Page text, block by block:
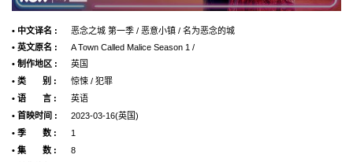
• 中文译名 :
恶念之城 第一季 / 恶意小镇 / 名为恶念的城
• 英文原名 :
A Town Called Malice Season 1 /
• 制作地区 :
英国
• 类 别 :
惊悚 / 犯罪
• 语 言 :
英语
• 首映时间 :
2023-03-16(英国)
• 季 数 :
1
• 集 数 :
8